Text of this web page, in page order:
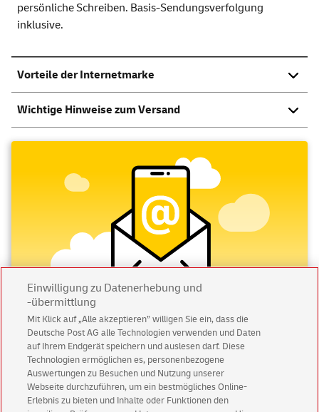
persönliche Schreiben. Basis-Sendungsverfolgung
inklusive.
Vorteile der Internetmarke
Wichtige Hinweise zum Versand
Abonnieren Sie unseren Newsletter
Immer informiert über exklusive Angebote und
Aktionen - jetzt mit Vorteil
Privatkundensichern sich einen5 € Gutschein
Einwilligung zu Datenerhebung und
-übermittlung
Mit Klick auf „Alle akzeptieren” willigen Sie ein, dass die
Deutsche Post AG alle Technologien verwenden und Daten
auf Ihrem Endgerät speichern und auslesen darf. Diese
Technologien ermöglichen es, personenbezogene
Auswertungen zu Besuchen und Nutzung unserer
Webseite durchzuführen, um ein bestmögliches Online-
Erlebnis zu bieten und Inhalte oder Funktionen den